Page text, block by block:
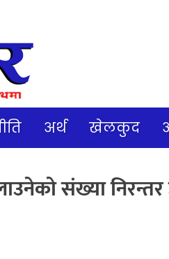
अर्थ खेलकुद
संख्या